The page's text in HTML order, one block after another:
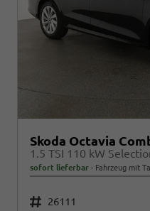
Skoda Octavia
sofort lieferbar Fahrzeug mit
Fahrzeugnr. 26111